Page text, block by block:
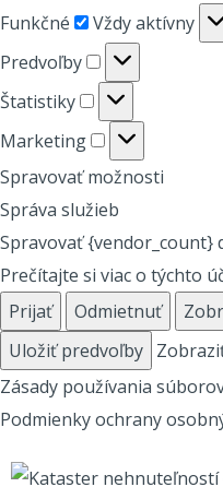
Funkčné
Funkčné
Vždy aktívny
Predvoľby
Predvoľby
Štatistiky
Štatistiky
Marketing
Marketing
Spravovať možnosti
Správa služieb
Spravovať {vendor_count}
Prečítajte si viac o týchto
Prijať
Odmietnuť
Uložiť predvoľby
Zásady používania
Podmienky ochrany